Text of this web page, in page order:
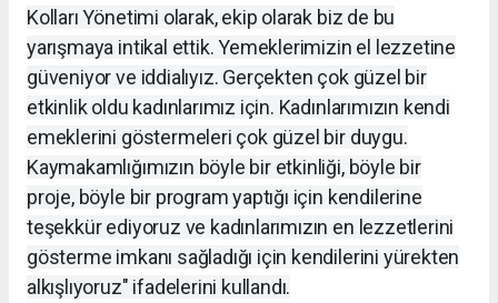
Kolları Yönetimi olarak, ekip olarak biz de bu
yarışmaya intikal ettik. Yemeklerimizin el lezzetine
güveniyor ve iddialıyız. Gerçekten çok güzel bir
etkinlik oldu kadınlarımız için. Kadınlarımızın kendi
emeklerini göstermeleri çok güzel bir duygu.
Kaymakamlığımızın böyle bir etkinliği, böyle bir
proje, böyle bir program yaptığı için kendilerine
teşekkür ediyoruz ve kadınlarımızın en lezzetlerini
gösterme imkanı sağladığı için kendilerini yürekten
alkışlıyoruz" ifadelerini kullandı.